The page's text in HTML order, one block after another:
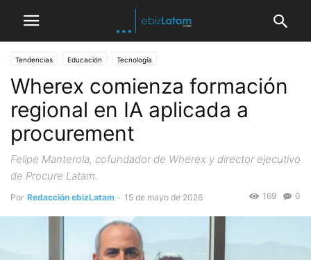
Tendencias Educación Tecnología
Wherex comienza formación
regional en IA aplicada a
procurement
Felipe Manterola, cofundador de Wherex y director ejecutivo
de Procure Latam.
Por Redacción ebizLatam - 15 de mayo de 2026 0
169